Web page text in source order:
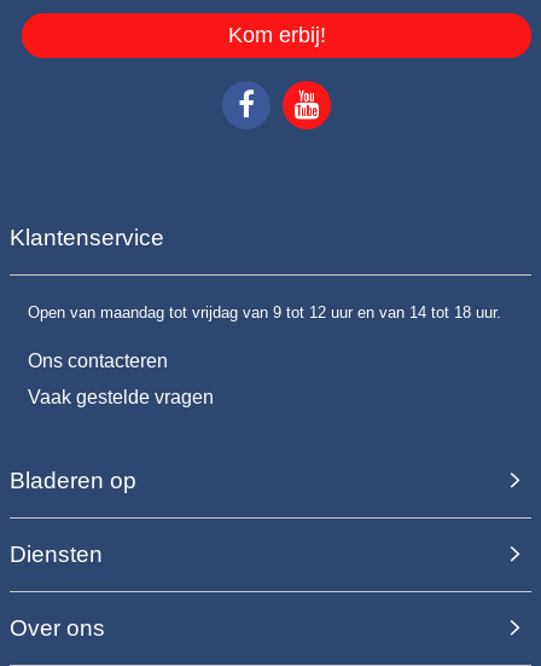
Kom erbij!
Klantenservice
Open van maandag tot vrijdag van 9 tot 12 uur en van 14 tot 18 uur.
Ons contacteren
Vaak gestelde vragen
Bladeren op
Diensten
Over ons